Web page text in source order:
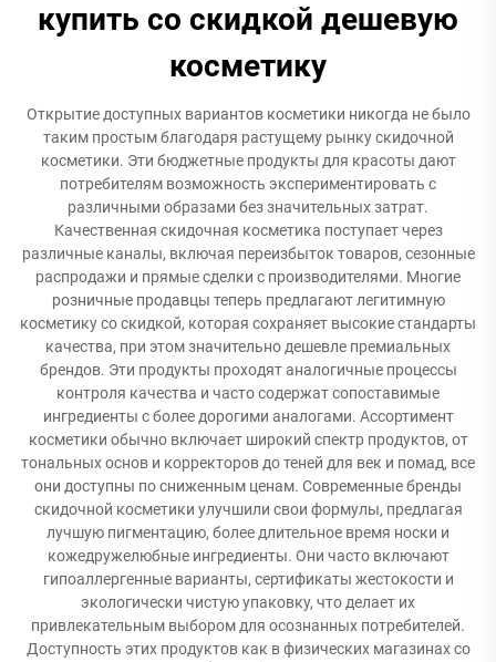
купить со скидкой дешевую
косметику
Открытие доступных вариантов косметики никогда не было
таким простым благодаря растущему рынку скидочной
косметики. Эти бюджетные продукты для красоты дают
потребителям возможность экспериментировать с
различными образами без значительных затрат.
Качественная скидочная косметика поступает через
различные каналы, включая переизбыток товаров, сезонные
распродажи и прямые сделки с производителями. Многие
розничные продавцы теперь предлагают легитимную
косметику со скидкой, которая сохраняет высокие стандарты
качества, при этом значительно дешевле премиальных
брендов. Эти продукты проходят аналогичные процессы
контроля качества и часто содержат сопоставимые
ингредиенты с более дорогими аналогами. Ассортимент
косметики обычно включает широкий спектр продуктов, от
тональных основ и корректоров до теней для век и помад, все
они доступны по сниженным ценам. Современные бренды
скидочной косметики улучшили свои формулы, предлагая
лучшую пигментацию, более длительное время носки и
кожедружелюбные ингредиенты. Они часто включают
гипоаллергенные варианты, сертификаты жестокости и
экологически чистую упаковку, что делает их
привлекательным выбором для осознанных потребителей.
Доступность этих продуктов как в физических магазинах со